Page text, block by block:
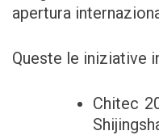
apertura
Queste le iniziative
Chitec